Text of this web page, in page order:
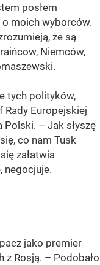
posłem
o moich wyborców.
że są
Niemców,
tych polityków,
Rady Europejskiej
Polski. – Jak słyszę
co nam Tusk
załatwia
negocjuje.
jako premier
Rosją. – Podobało